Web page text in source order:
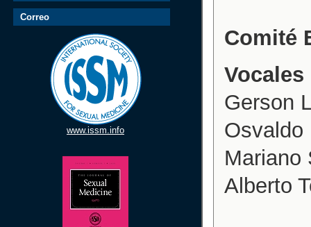
Correo
www.issm.info
Comité
Vocales
Gerson
Osvaldo
Mariano
Alberto